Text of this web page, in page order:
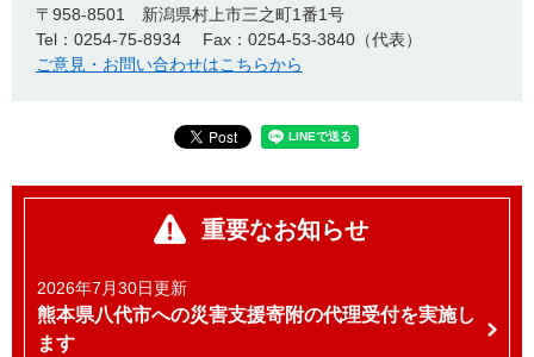
〒958-8501
新潟県村上市三之町1番1号
Tel：0254-75-8934
Fax：0254-53-3840（代表）
ご意見・お問い合わせはこちらから
重要なお知らせ
2026年7月30日更新
熊本県八代市への災害支援寄附の代理受付を実施し
ます